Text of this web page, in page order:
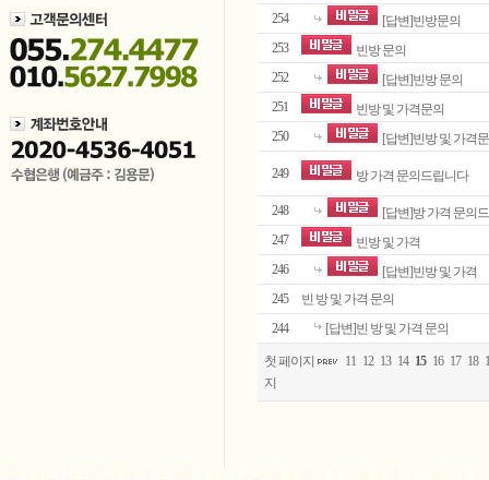
254
[답변]빈방문의
253
빈방 문의
252
[답변]빈방 문의
251
빈방 및 가격문의
250
[답변]빈방 및 가격
249 방 가격 문의드립니다
248
[답변]방 가격 문의
247
빈방 및 가격
246
[답변]빈방 및 가격
245
빈 방 및 가격 문의
244
[답변]빈 방 및 가격 문의
첫 페이지 11 12 13 14 15 16 17 18
지